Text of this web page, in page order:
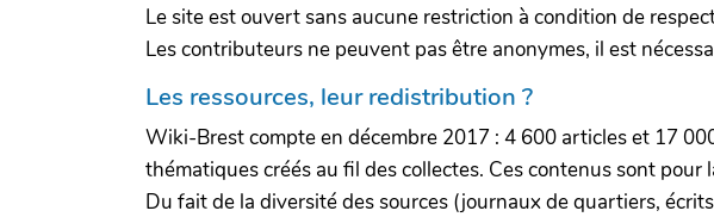
Le site est ouvert sans aucune restriction à condition de
Les contributeurs ne peuvent pas être anonymes, il est
Les ressources, leur redistribution ?
Wiki-Brest compte en décembre 2017 : 4 600 articles et 17
thématiques créés au fil des collectes. Ces contenus sont
Du fait de la diversité des sources (journaux de quartiers,